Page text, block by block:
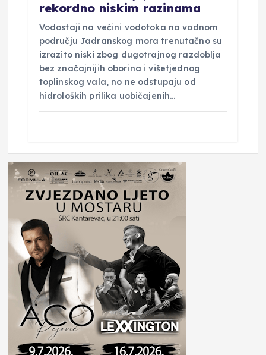
rekordno niskim razinama
Vodostaji na većini vodotoka na vodnom
području Jadranskog mora trenutačno su
izrazito niski zbog dugotrajnog razdoblja
bez značajnijih oborina i višetjednog
toplinskog vala, no ne odstupaju od
hidroloških prilika uobičajenih…